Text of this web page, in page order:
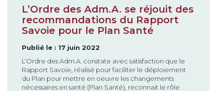
L’Ordre des Adm.A. se réjouit des
recommandations du Rapport
Savoie pour le Plan Santé
Publié le : 17 juin 2022
L’Ordre des Adm.A. constate avec satisfaction que le
Rapport Savoie, réalisé pour faciliter le déploiement
du Plan pour mettre en oeuvre les changements
nécessaires en santé (Plan Santé), reconnait le rôle